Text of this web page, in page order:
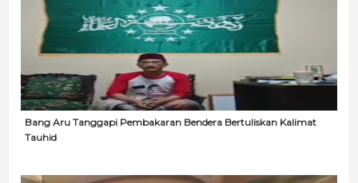
Bang Aru Tanggapi Pembakaran Bendera Bertuliskan Kalimat
Tauhid